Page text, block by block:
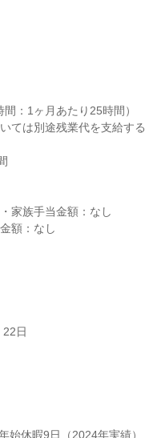
：1ヶ月あたり25時間）
ては別途残業代を支給する
家族手当金額：なし
額：なし
日
始休暇9日（2024年実績）